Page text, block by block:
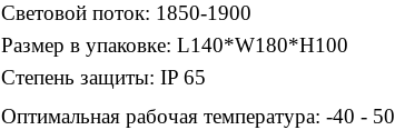
Световой поток: 1850-1900
Размер в упаковке: L140*W180*H100
Степень защиты: IP 65
Оптимальная рабочая температура: -40 - 50